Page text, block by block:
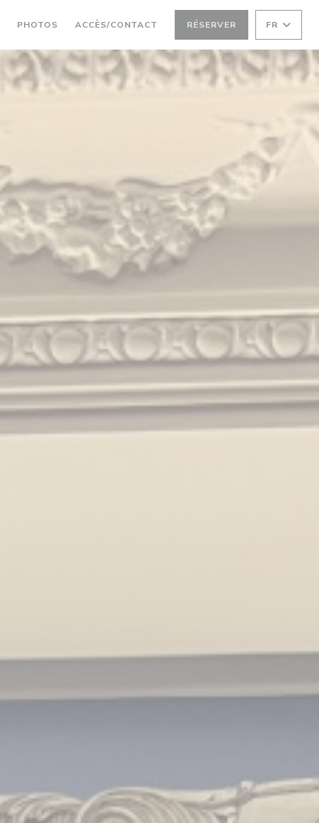
PHOTOS ACCÈS/CONTACT RÉSERVER FR